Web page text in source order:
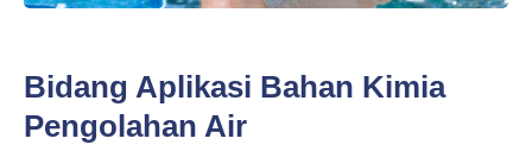
Bidang Aplikasi Bahan Kimia
Pengolahan Air